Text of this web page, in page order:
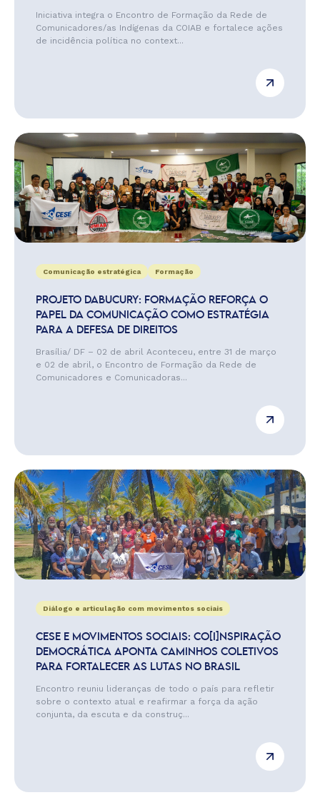
Iniciativa integra o Encontro de Formação da Rede de
Comunicadores/as Indígenas da COIAB e fortalece ações
de incidência política no context...
Comunicação estratégica Formação
PROJETO DABUCURY: FORMAÇÃO REFORÇA O
PAPEL DA COMUNICAÇÃO COMO ESTRATÉGIA
PARA A DEFESA DE DIREITOS
Brasília/ DF – 02 de abril Aconteceu, entre 31 de março
e 02 de abril, o Encontro de Formação da Rede de
Comunicadores e Comunicadoras...
Diálogo e articulação com movimentos sociais
CESE E MOVIMENTOS SOCIAIS: CO[I]NSPIRAÇÃO
DEMOCRÁTICA APONTA CAMINHOS COLETIVOS
PARA FORTALECER AS LUTAS NO BRASIL
Encontro reuniu lideranças de todo o país para refletir
sobre o contexto atual e reafirmar a força da ação
conjunta, da escuta e da construç...